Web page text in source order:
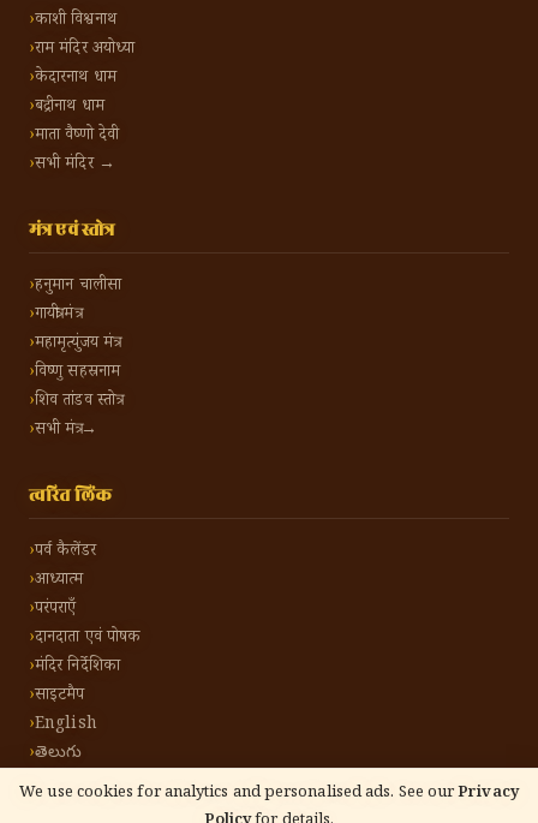
We use cookies for analytics and personalised ads. See ourPrivacy
काशी विश्वनाथ
राम मंदिर अयोध्या
केदारनाथ धाम
बद्रीनाथ धाम
माता वैष्णो देवी
सभी मंदिर →
मंत्र एवं स्तोत्र
हनुमान चालीसा
गायत्री मंत्र
महामृत्युंजय मंत्र
विष्णु सहस्रनाम
शिव तांडव स्तोत्र
सभी मंत्र →
त्वरित लिंक
पर्व कैलेंडर
आध्यात्म
परंपराएँ
दानदाता एवं पोषक
मंदिर निर्देशिका
साइटमैप
English
తెలుగు